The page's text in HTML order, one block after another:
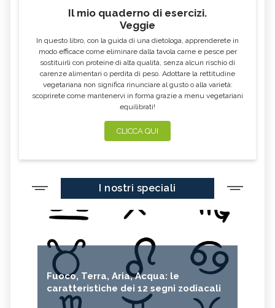
Il mio quaderno di esercizi.
Veggie
In questo libro, con la guida di una dietologa, apprenderete in
modo efficace come eliminare dalla tavola carne e pesce per
sostituirli con proteine di alta qualità, senza alcun rischio di
carenze alimentari o perdita di peso. Adottare la rettitudine
vegetariana non significa rinunciare al gusto o alla varietà:
scoprirete come mantenervi in forma grazie a menu vegetariani
equilibrati!
CLICCA QUI
I nostri speciali
Fuoco, Terra, Aria, Acqua: le
caratteristiche dei 12 segni zodiacali